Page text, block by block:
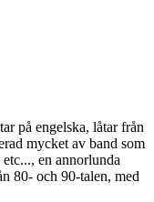
på engelska, låtar från
mycket av band som
en annorlunda
80- och 90-talen, med